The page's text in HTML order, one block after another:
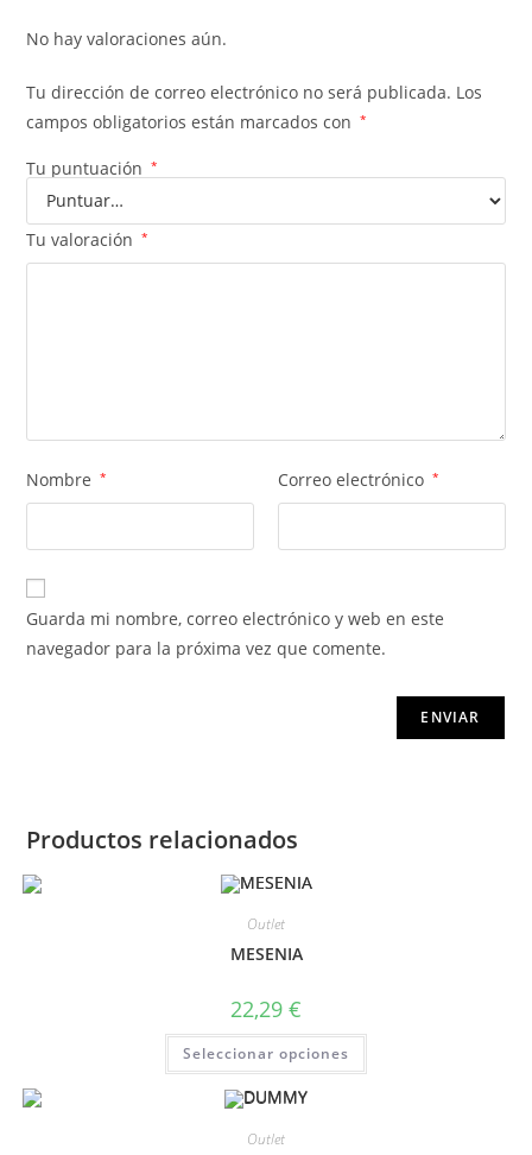
No hay valoraciones aún.
Tu dirección de correo electrónico no será publicada. Los
campos obligatorios están marcados con
*
Tu puntuación *
Tu valoración *
Nombre * Correo electrónico *
Guarda mi nombre, correo electrónico y web en este
navegador para la próxima vez que comente.
Productos relacionados
Outlet
MESENIA
22,29 €
Seleccionar opciones
Outlet